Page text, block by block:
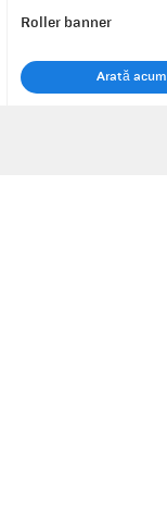
Roller banner
Arată acum